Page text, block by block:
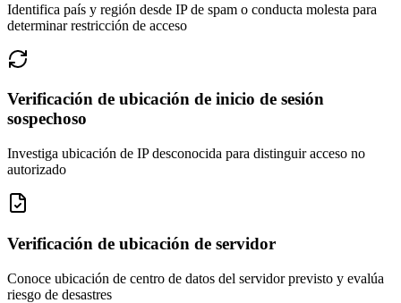
Identifica país y región desde IP de spam o conducta molesta para
determinar restricción de acceso
Verificación de ubicación de inicio de sesión
sospechoso
Investiga ubicación de IP desconocida para distinguir acceso no
autorizado
Verificación de ubicación de servidor
Conoce ubicación de centro de datos del servidor previsto y evalúa
riesgo de desastres